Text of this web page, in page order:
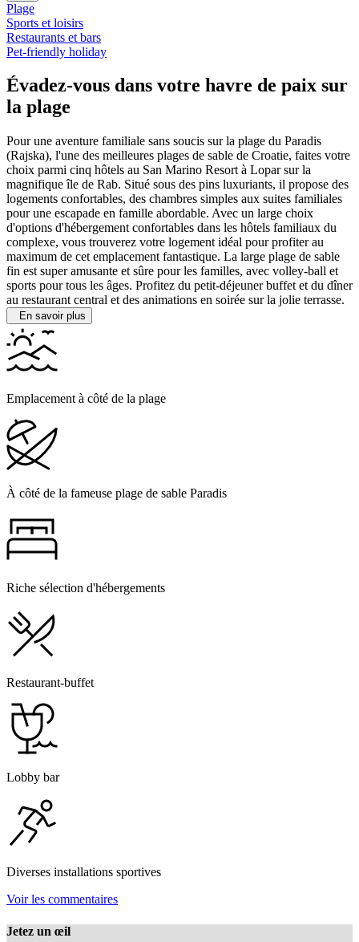
Plage
Sports et loisirs
Restaurants et bars
Pet-friendly holiday
Évadez-vous dans votre havre de paix sur
la plage
Pour une aventure familiale sans soucis sur la plage du Paradis
(Rajska), l'une des meilleures plages de sable de Croatie, faites votre
choix parmi cinq hôtels au San Marino Resort à Lopar sur la
magnifique île de Rab. Situé sous des pins luxuriants, il propose des
logements confortables, des chambres simples aux suites familiales
pour une escapade en famille abordable. Avec un large choix
d'options d'hébergement confortables dans les hôtels familiaux du
complexe, vous trouverez votre logement idéal pour profiter au
maximum de cet emplacement fantastique. La large plage de sable
fin est super amusante et sûre pour les familles, avec volley-ball et
sports pour tous les âges. Profitez du petit-déjeuner buffet et du dîner
au restaurant central et des animations en soirée sur la jolie terrasse.
En savoir plus
Emplacement à côté de la plage
À côté de la fameuse plage de sable Paradis
Riche sélection d'hébergements
Restaurant-buffet
Lobby bar
Diverses installations sportives
Voir les commentaires
Jetez un œil